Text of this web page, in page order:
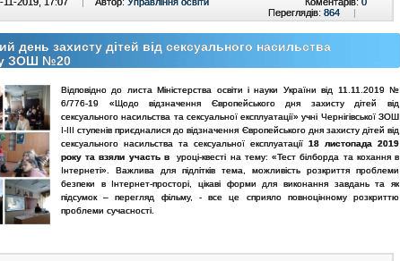
Переглядів: 864 |
день захисту дітей від сексуального насильства
у ЗОШ №20
Відповідно до листа Міністерства освіти і науки України від 11.11.2019 №
6/776-19 «Щодо відзначення Європейського дня захисту дітей від
сексуального насильства та сексуальної експлуатації» учні Чернігівської ЗОШ
І-ІІІ ступенів приєдналися до відзначення Європейського дня захисту дітей від
сексуального насильства та сексуальної експлуатації 18 листопада 2019
року та взяли участь в
уроці-квесті на тему: «Тест білборда та кохання в
Інтернеті». Важлива для підлітків тема, можливість розкриття проблеми
безпеки в Інтернет-просторі, цікаві форми для виконання завдань та як
підсумок – перегляд фільму, - все це сприяло повноцінному розкриттю
проблеми сучасності.